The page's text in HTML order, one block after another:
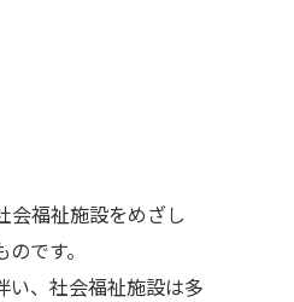
会福祉施設をめざし
です。
い、社会福祉施設は多